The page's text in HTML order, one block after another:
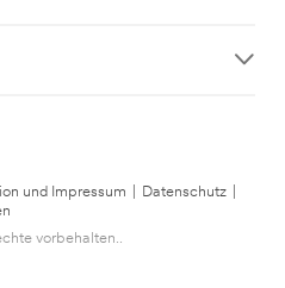
und Impressum Datenschutz
vorbehalten..